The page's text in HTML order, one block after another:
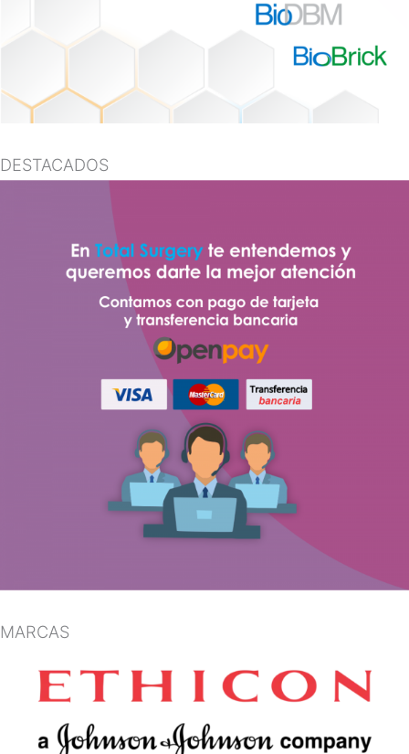
DESTACADOS
MARCAS